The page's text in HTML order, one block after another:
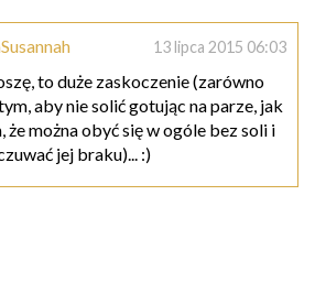
13 lipca 2015 06:03
to duże zaskoczenie (zarówno
aby nie solić gotując na parze, jak
że można obyć się w ogóle bez soli i
jej braku)... :)